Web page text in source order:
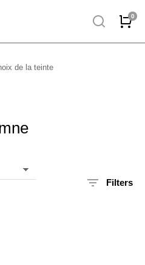
de la teinte
Filters